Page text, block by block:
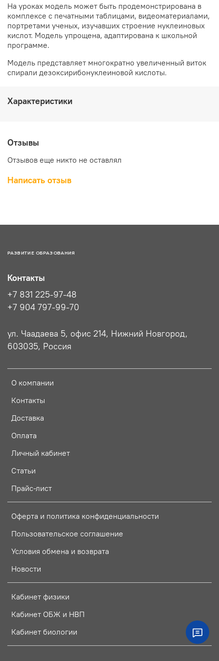
На уроках модель может быть продемонстрирована в
комплексе с печатными таблицами, видеоматериалами,
портретами ученых, изучавших строение нуклеиновых
кислот. Модель упрощена, адаптирована к школьной
программе.
Модель представляет многократно увеличенный виток
спирали дезоксирибонуклеиновой кислоты.
Характеристики
Отзывы
Отзывов еще никто не оставлял
Написать отзыв
РАЗВИТИЕ ОБРАЗОВАНИЯ
О компании
Контакты
Доставка
Оплата
Личный кабинет
Статьи
Прайс-лист
Оферта и политика конфиденциальности
Пользовательское соглашение
Условия обмена и возврата
Новости
Кабинет физики
Кабинет ОБЖ и НВП
Кабинет биологии
Контакты
+7 831 225-97-48
+7 904 797-99-70
ул. Чаадаева 5, офис 214, Нижний Новгород,
603035, Россия